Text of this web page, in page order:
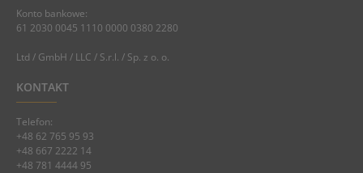
Konto bankowe:
61 2030 0045 1110 0000 0380 2280
Ltd / GmbH / LLC / S.r.l. / Sp. z o. o.
KONTAKT
Telefon:
+48 62 765 95 93
+48 667 2222 14
+48 781 4444 95